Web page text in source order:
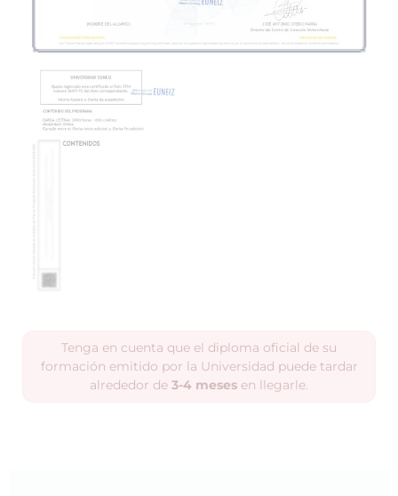
Tenga en cuenta que el diploma oficial de su
formación emitido por la Universidad puede tardar
alrededor de 3-4 meses en llegarle.